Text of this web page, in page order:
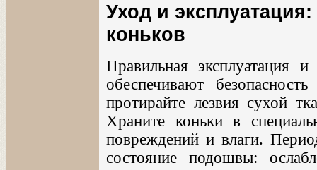
Уход и
коньков
Правильная эксплуатация
обеспечивают
протирайте лезвия сухой
Храните коньки в
повреждений и влаги.
состояние подошвы: